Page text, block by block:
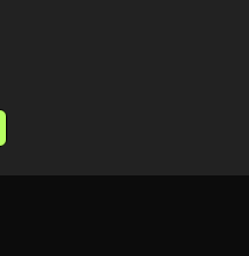
попытка
затягивающе для
любимого и побить